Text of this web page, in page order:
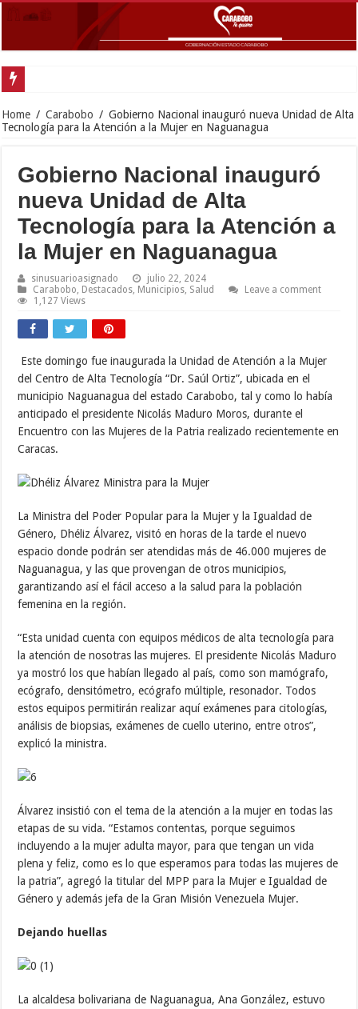
Home / Carabobo / Gobierno Nacional inauguró nueva Unidad de Alta
Tecnología para la Atención a la Mujer en Naguanagua
Gobierno Nacional inauguró
nueva Unidad de Alta
Tecnología para la Atención a
la Mujer en Naguanagua
sinusuarioasignado
julio 22, 2024
Carabobo Destacados Municipios Salud
Leave a comment
1,127 Views
Este domingo fue inaugurada la Unidad de Atención a la Mujer
del Centro de Alta Tecnología “Dr. Saúl Ortiz”, ubicada en el
municipio Naguanagua del estado Carabobo, tal y como lo había
anticipado el presidente Nicolás Maduro Moros, durante el
Encuentro con las Mujeres de la Patria realizado recientemente en
Caracas.
La Ministra del Poder Popular para la Mujer y la Igualdad de
Género, Dhéliz Álvarez, visitó en horas de la tarde el nuevo
espacio donde podrán ser atendidas más de 46.000 mujeres de
Naguanagua, y las que provengan de otros municipios,
garantizando así el fácil acceso a la salud para la población
femenina en la región.
“Esta unidad cuenta con equipos médicos de alta tecnología para
la atención de nosotras las mujeres. El presidente Nicolás Maduro
ya mostró los que habían llegado al país, como son mamógrafo,
ecógrafo, densitómetro, ecógrafo múltiple, resonador. Todos
estos equipos permitirán realizar aquí exámenes para citologías,
análisis de biopsias, exámenes de cuello uterino, entre otros”,
explicó la ministra.
Álvarez insistió con el tema de la atención a la mujer en todas las
etapas de su vida. “Estamos contentas, porque seguimos
incluyendo a la mujer adulta mayor, para que tengan un vida
plena y feliz, como es lo que esperamos para todas las mujeres de
la patria”, agregó la titular del MPP para la Mujer e Igualdad de
Género y además jefa de la Gran Misión Venezuela Mujer.
Dejando huellas
La alcaldesa bolivariana de Naguanagua, Ana González, estuvo